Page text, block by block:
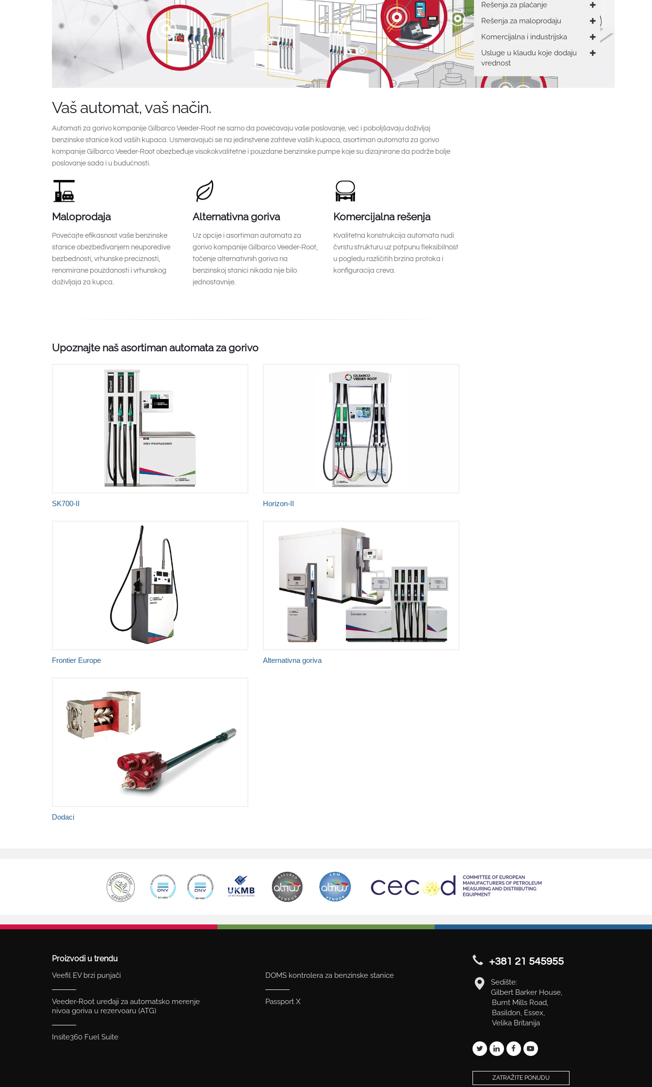
Vaš automat, vaš način.
Automati za gorivo kompanije Gilbarco Veeder-Root ne samo da povećavaju vaše poslovanje, već i poboljšavaju doživljaj
benzinske stanice kod vaših kupaca. Usmeravajući se na jedinstvene zahteve vaših kupaca, asortiman automata za gorivo
kompanije Gilbarco Veeder-Root obezbeđuje visokokvalitetne i pouzdane benzinske pumpe koje su dizajnirane da podrže bolje
poslovanje sada i u budućnosti.
Maloprodaja
Povećajte efikasnost vaše benzinske
stanice obezbeđivanjem neuporedive
bezbednosti, vrhunske preciznosti,
renomirane pouzdanosti i vrhunskog
doživljaja za kupca.
Alternativna goriva
Uz opcije i asortiman automata za
gorivo kompanije Gilbarco Veeder-Root,
točenje alternativnih goriva na
benzinskoj stanici nikada nije bilo
jednostavnije.
Komercijalna rešenja
Kvalitetna konstrukcija automata nudi
čvrstu strukturu uz potpunu fleksibilnost
u pogledu različitih brzina protoka i
konfiguracija creva.
Upoznajte naš asortiman automata za gorivo
SK700-II
Bezbednost je važna
Stvarna prilagodljivost
Vrhunska preciznost
Čuvena pouzdanost
Nenadmašno iskustvo
Horizon-II
Najbolji u klasi bezbednosti
Neuporediva raznovrsnost
Vrhunska preciznost
Nenadmašan doživljaj za kupca
Frontier Europe
Kvalitetna konstrukcija i čvrsta struktura za
optimalnu jačinu
Potpuna fleksibilnost sa različitim brzinama
protoka i konfiguracijama creva
Kompatibilnost biogoriva i etanola
Alternativna goriva
CNG
AdBlue
E85 and bio-diesel
Dodaci
Rešenja za plaćanje
Rešenja za maloprodaju
Komercijalna i industrijska
Usluge u klaudu koje dodaju
vrednost
Proizvodi u trendu
Veefil EV brzi punjači
Veeder-Root uređaji za automatsko merenje
nivoa goriva u rezervoaru (ATG)
Insite360 Fuel Suite
DOMS kontrolera za benzinske stanice
Passport X
+381 21 545955
Sedište:
Gilbert Barker House,
Burnt Mills Road,
Basildon, Essex,
Velika Britanija
ZATRAŽITE PONUDU